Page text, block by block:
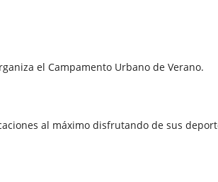
el Campamento Urbano de Verano.
al máximo disfrutando de sus